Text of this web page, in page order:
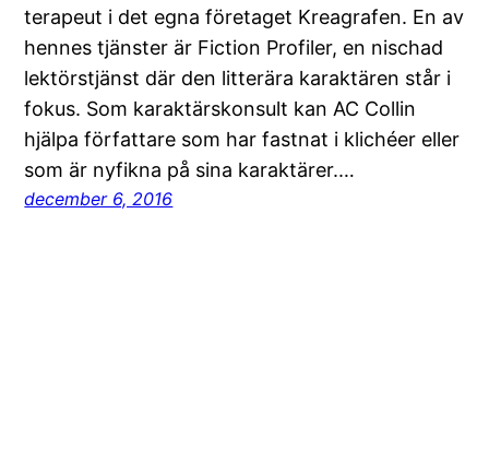
terapeut i det egna företaget Kreagrafen. En av
hennes tjänster är Fiction Profiler, en nischad
lektörstjänst där den litterära karaktären står i
fokus. Som karaktärskonsult kan AC Collin
hjälpa författare som har fastnat i klichéer eller
som är nyfikna på sina karaktärer.…
december 6, 2016